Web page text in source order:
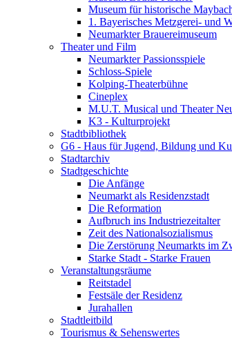
Museum für historische
1. Bayerisches Metzgerei- und
Neumarkter Brauereimuseum
Theater und Film
Neumarkter Passionsspiele
Schloss-Spiele
Kolping-Theaterbühne
Cineplex
M.U.T. Musical und Theater
K3 - Kulturprojekt
Stadtbibliothek
G6 - Haus für Jugend, Bildung und
Stadtarchiv
Stadtgeschichte
Die Anfänge
Neumarkt als Residenzstadt
Die Reformation
Aufbruch ins Industriezeitalter
Zeit des Nationalsozialismus
Die Zerstörung Neumarkts im
Starke Stadt - Starke Frauen
Veranstaltungsräume
Reitstadel
Festsäle der Residenz
Jurahallen
Stadtleitbild
Tourismus & Sehenswertes